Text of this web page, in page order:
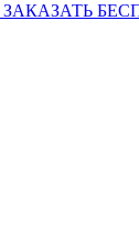
ЗАКАЗАТЬ